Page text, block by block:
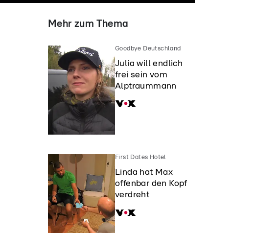
Mehr zum Thema
Goodbye Deutschland
Julia will endlich
frei sein vom
Alptraummann
First Dates Hotel
Linda hat Max
offenbar den Kopf
verdreht